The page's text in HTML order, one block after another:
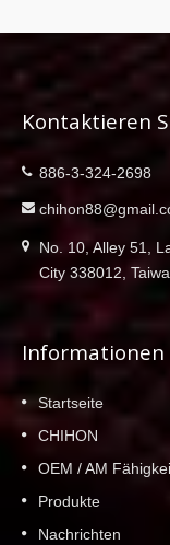
Kontaktieren
886-3-324-2698
No. 10, Alley 51,
City 338012,
Informationen
Startseite
CHIHON
OEM / AM
Produkte
Nachrichten